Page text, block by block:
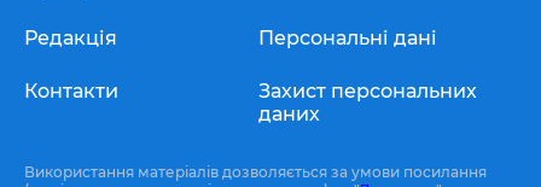
Редакція
Контакти
Персональні дані
Захист персональних
даних
Використання матеріалів дозволяється за умови посилання